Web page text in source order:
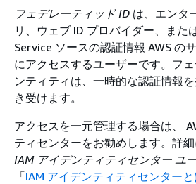
フェデレーティッド ID は、エンタ
リ、ウェブ ID プロバイダー、また
Service ソースの認証情報 AWS の
にアクセスするユーザーです。フ
ンティティは、一時的な認証情報
き受けます。
アクセスを一元管理する場合は、
ティセンターをお勧めします。詳
IAM アイデンティティセンター ユ
「IAM アイデンティティセンターと